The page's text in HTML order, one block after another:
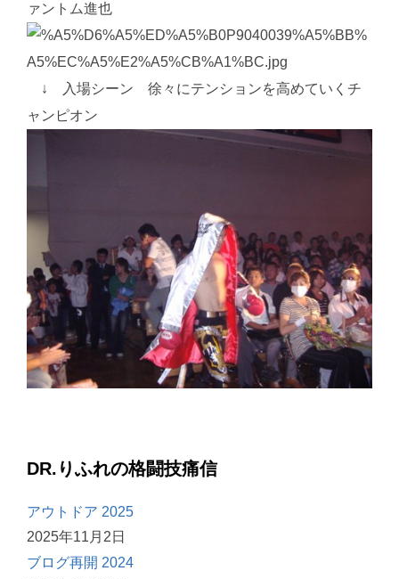
ァントム進也
↓ 入場シーン 徐々にテンションを高めていくチ
ャンピオン
DR.りふれの格闘技痛信
アウトドア 2025
2025年11月2日
ブログ再開 2024